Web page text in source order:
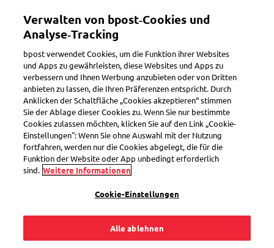
Mein Konto
Suchen
König Philippe - Briefmarken
Welt
Artikelnummer SEL0000029105
Verwalten von bpost‑Cookies und
Analyse‑Tracking
bpost verwendet Cookies, um die Funktion ihrer Websites
und Apps zu gewährleisten, diese Websites und Apps zu
verbessern und Ihnen Werbung anzubieten oder von Dritten
anbieten zu lassen, die Ihren Präferenzen entspricht. Durch
Anklicken der Schaltfläche „Cookies akzeptieren“ stimmen
Sie der Ablage dieser Cookies zu. Wenn Sie nur bestimmte
Cookies zulassen möchten, klicken Sie auf den Link „Cookie-
Einstellungen": Wenn Sie ohne Auswahl mit der Nutzung
fortfahren, werden nur die Cookies abgelegt, die für die
Funktion der Website oder App unbedingt erforderlich
sind. Weitere Informationen
Cookie-Einstellungen
Alle ablehnen